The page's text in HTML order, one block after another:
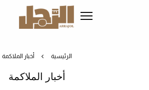
الرئيسية أخبار الملاكمة
أخبار الملاكمة